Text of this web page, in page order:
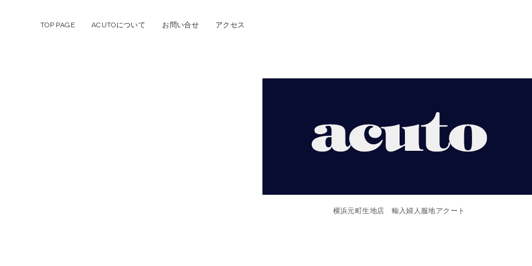
TOP PAGE ACUTOについて お問い合せ アクセス
【ACUTO】
浜
横浜元町生地店 輸入婦人服地アクート